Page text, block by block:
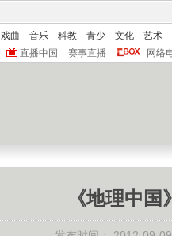
戏曲 音乐 科教 青少 文化
艺术
直播中国 赛事直播 网络
《地理中国